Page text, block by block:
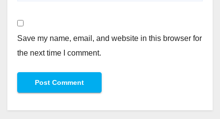
Save my name, email, and website in this browser for
the next time I comment.